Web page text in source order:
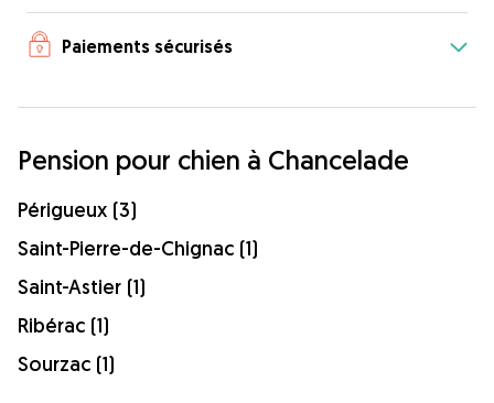
Paiements sécurisés
Pension pour chien à Chancelade
Périgueux (3)
Saint-Pierre-de-Chignac (1)
Saint-Astier (1)
Ribérac (1)
Sourzac (1)